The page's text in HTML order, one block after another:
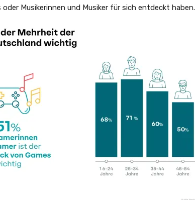
oder Musikerinnen und Musiker für sich entdeckt haben.